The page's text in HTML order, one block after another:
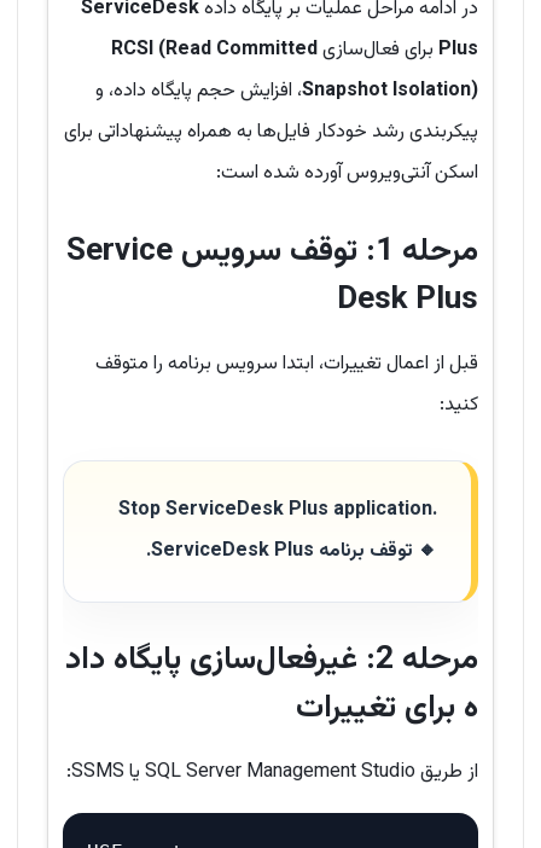
در ادامه مراحل عملیات بر پایگاه دادهServiceDesk
Plus برای فعال‌سازیRCSI (Read Committed
Snapshot Isolation)، افزایش حجم پایگاه داده، و
پیکربندی رشد خودکار فایل‌ها به همراه پیشنهاداتی برای
اسکن آنتی‌ویروس آورده شده است:
مرحله 1: توقف سرویس Service
Desk Plus
قبل از اعمال تغییرات، ابتدا سرویس برنامه را متوقف
کنید:
Stop ServiceDesk Plus application.
🔸 توقف برنامه ServiceDesk Plus.
مرحله 2: غیرفعال‌سازی پایگاه داد
ه برای تغییرات
از طریق SQL Server Management Studio یا SSMS: